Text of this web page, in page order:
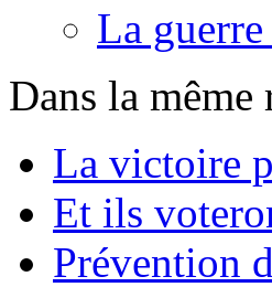
La
Dans la même
La victoire
Et ils
Prévention